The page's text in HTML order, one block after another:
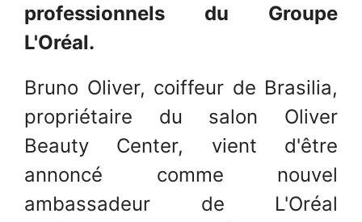
professionnels du Groupe
L'Oréal.
Bruno Oliver, coiffeur de Brasilia,
propriétaire du salon Oliver
Beauty Center, vient d'être
annoncé comme nouvel
ambassadeur de L'Oréal